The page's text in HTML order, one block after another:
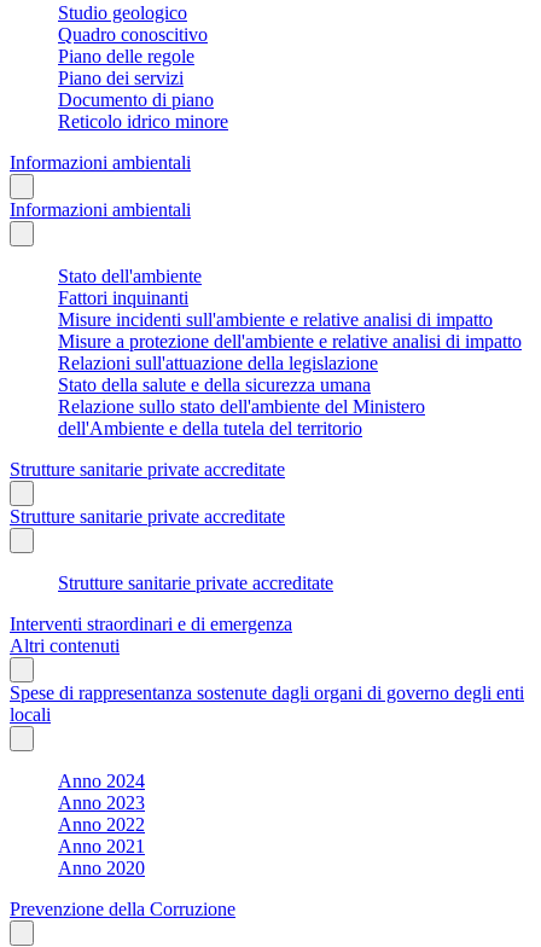
Studio geologico
Quadro conoscitivo
Piano delle regole
Piano dei servizi
Documento di piano
Reticolo idrico minore
Informazioni ambientali
Informazioni ambientali
Stato dell'ambiente
Fattori inquinanti
Misure incidenti sull'ambiente e relative analisi di impatto
Misure a protezione dell'ambiente e relative analisi di impatto
Relazioni sull'attuazione della legislazione
Stato della salute e della sicurezza umana
Relazione sullo stato dell'ambiente del Ministero
dell'Ambiente e della tutela del territorio
Strutture sanitarie private accreditate
Strutture sanitarie private accreditate
Strutture sanitarie private accreditate
Interventi straordinari e di emergenza
Altri contenuti
Spese di rappresentanza sostenute dagli organi di governo degli enti
locali
Anno 2024
Anno 2023
Anno 2022
Anno 2021
Anno 2020
Prevenzione della Corruzione